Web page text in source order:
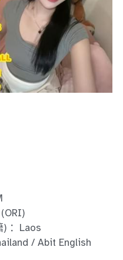
) ：Laos
/ Abit English